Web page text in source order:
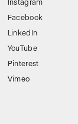
Facebook
LinkedIn
YouTube
Pinterest
Vimeo